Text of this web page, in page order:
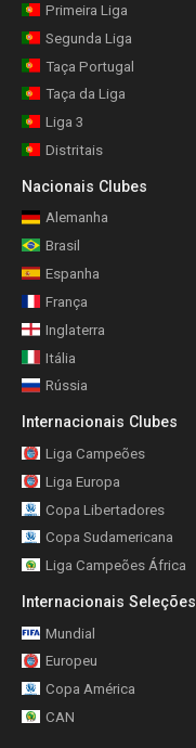
Primeira Liga
Segunda Liga
Taça Portugal
Taça da Liga
Liga 3
Distritais
Nacionais Clubes
Alemanha
Brasil
Espanha
França
Inglaterra
Itália
Rússia
Internacionais Clubes
Liga Campeões
Liga Europa
Copa Libertadores
Copa Sudamericana
Liga Campeões África
Internacionais Seleções
Mundial
Europeu
Copa América
CAN